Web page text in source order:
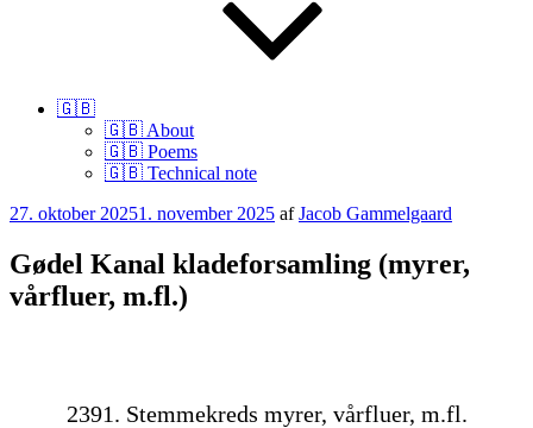
🇬🇧
🇬🇧 About
🇬🇧 Poems
🇬🇧 Technical note
Udgivet
27. oktober 20251. november 2025 afJacob Gammelgaard
Gødel Kanal kladeforsamling (myrer,
vårfluer, m.fl.)
2391. Stemmekreds myrer, vårfluer, m.fl.